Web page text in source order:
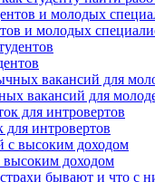
и молодых
вакансий для
интровертов
высоким доходом